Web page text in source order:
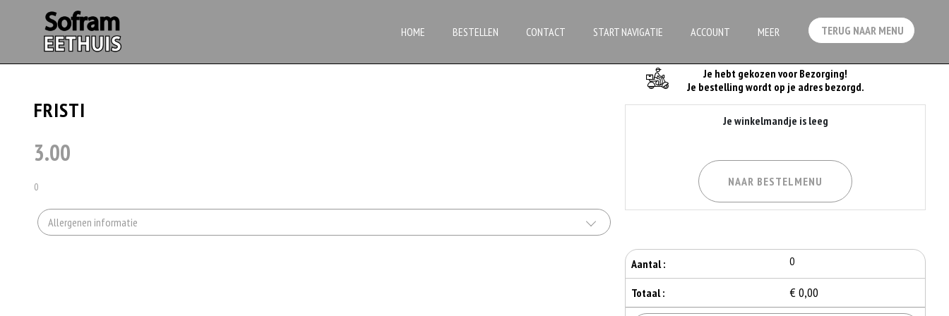
HOME BESTELLEN CONTACT START NAVIGATIE ACCOUNT MEER TERUG NAAR MENU
FRISTI
3.00
0
Allergenen informatie
Je hebt gekozen voor Bezorging!
Je bestelling wordt op je adres bezorgd.
Je winkelmandje is leeg
NAAR BESTELMENU
Aantal : 0
Totaal : € 0,00
Je Bestelling